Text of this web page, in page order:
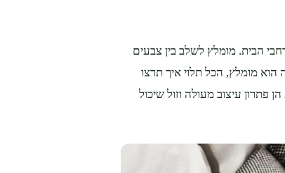
הבית. מומלץ לשלב בין צבעים
הוא מומלץ, הכל תלוי איך תרצו
עיצוב מעולה וזול שיכול